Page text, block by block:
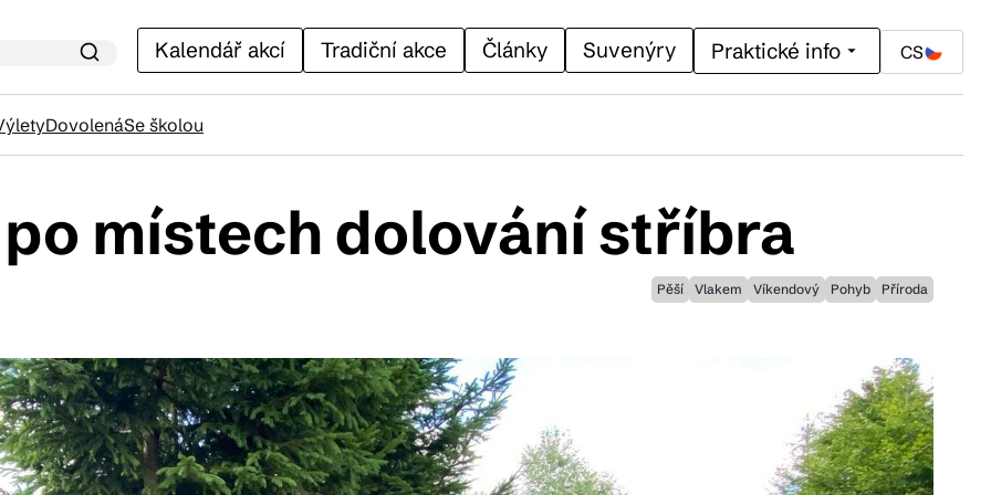
Kalendář akcí Tradiční akce Články Suvenýry Praktické info CS
DovolenáSe školou
akcímístech dolování stříbra
Pěší Vlakem Víkendový Pohyb Příroda